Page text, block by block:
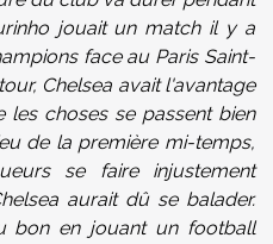
jouait un match il y a
face au Paris Saint-
Chelsea avait l'avantage
choses se passent bien
de la première mi-temps,
se faire injustement
aurait dû se balader.
bon en jouant un football